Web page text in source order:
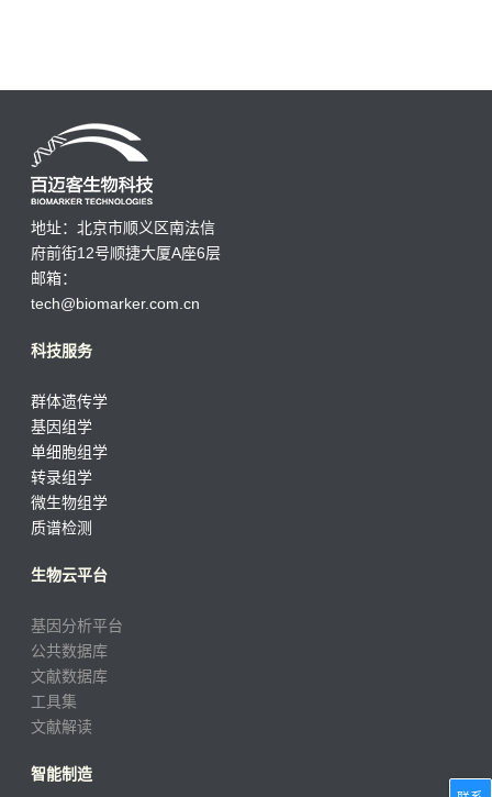
地址：北京市顺义区南法信
府前街12号顺捷大厦A座6层
邮箱：
tech@biomarker.com.cn
科技服务
群体遗传学
基因组学
单细胞组学
转录组学
微生物组学
质谱检测
生物云平台
基因分析平台
公共数据库
文献数据库
工具集
文献解读
智能制造